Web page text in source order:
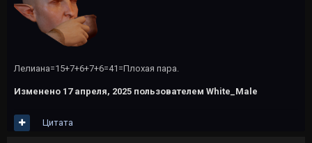
Лелиана=15+7+6+7+6=41=Плохая пара.
Изменено 17 апреля, 2025 пользователем White_Male
Цитата